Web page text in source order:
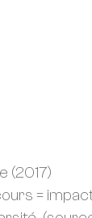
(2017)
=